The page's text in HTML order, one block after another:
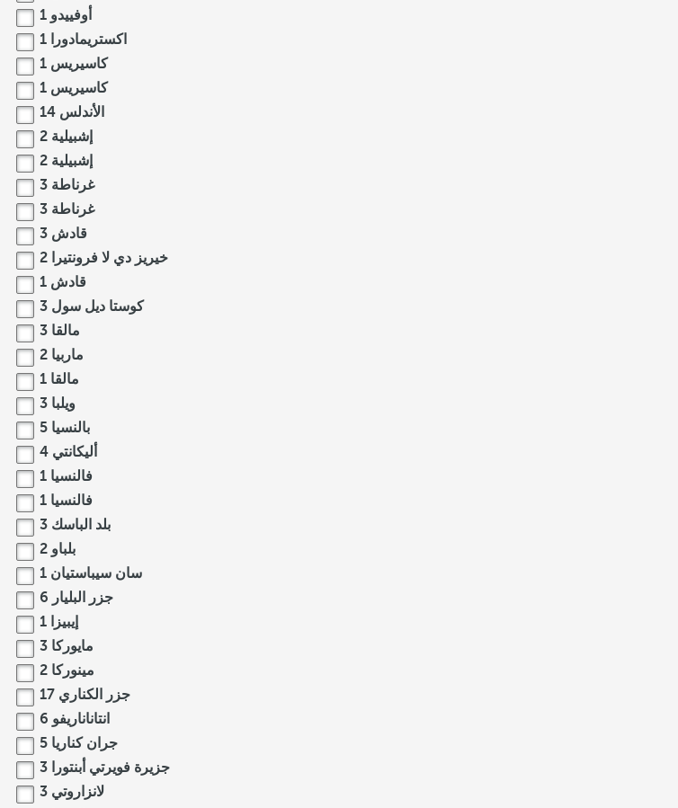
أوفييدو 1
اكستريمادورا 1
كاسيريس 1
كاسيريس 1
الأندلس 14
إشبيلية 2
إشبيلية 2
غرناطة 3
غرناطة 3
قادش 3
خيريز دي لا فرونتيرا 2
قادش 1
كوستا ديل سول 3
مالقا 3
ماربيا 2
مالقا 1
ويلبا 3
بالنسيا 5
أليكانتي 4
فالنسيا 1
فالنسيا 1
بلد الباسك 3
بلباو 2
سان سيباستيان 1
جزر البليار 6
إيبيزا 1
مايوركا 3
مينوركا 2
جزر الكناري 17
انتاناناريفو 6
جران كناريا 5
جزيرة فويرتي أبنتورا 3
لانزاروتي 3